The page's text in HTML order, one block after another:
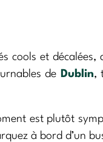
cools et
de Dublin,
est plutôt
à bord d’un